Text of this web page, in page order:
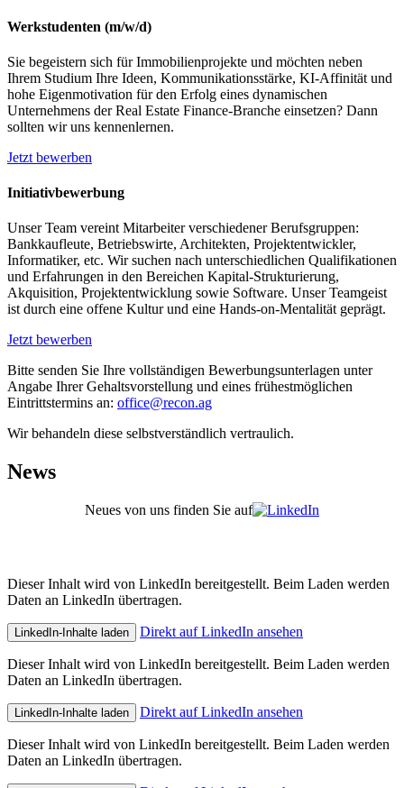
Werkstudenten (m/w/d)
Sie begeistern sich für Immobilienprojekte und möchten neben
Ihrem Studium Ihre Ideen, Kommunikationsstärke, KI-Affinität und
hohe Eigenmotivation für den Erfolg eines dynamischen
Unternehmens der Real Estate Finance-Branche einsetzen? Dann
sollten wir uns kennenlernen.
Jetzt bewerben
Initiativbewerbung
Unser Team vereint Mitarbeiter verschiedener Berufsgruppen:
Bankkaufleute, Betriebswirte, Architekten, Projektentwickler,
Informatiker, etc. Wir suchen nach unterschiedlichen Qualifikationen
und Erfahrungen in den Bereichen Kapital-Strukturierung,
Akquisition, Projektentwicklung sowie Software. Unser Teamgeist
ist durch eine offene Kultur und eine Hands-on-Mentalität geprägt.
Jetzt bewerben
Bitte senden Sie Ihre vollständigen Bewerbungsunterlagen unter
Angabe Ihrer Gehaltsvorstellung und eines frühestmöglichen
Eintrittstermins an: office@recon.ag
Wir behandeln diese selbstverständlich vertraulich.
News
Neues von uns finden Sie auf
Dieser Inhalt wird von LinkedIn bereitgestellt. Beim Laden werden
Daten an LinkedIn übertragen.
LinkedIn-Inhalte laden Direkt auf LinkedIn ansehen
Dieser Inhalt wird von LinkedIn bereitgestellt. Beim Laden werden
Daten an LinkedIn übertragen.
LinkedIn-Inhalte laden Direkt auf LinkedIn ansehen
Dieser Inhalt wird von LinkedIn bereitgestellt. Beim Laden werden
Daten an LinkedIn übertragen.